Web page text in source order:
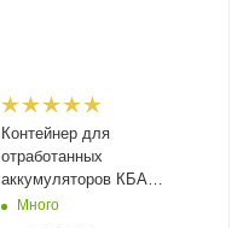
Контейнер для
отработанных
аккумуляторов КБА
1215х810х750 мм
Много